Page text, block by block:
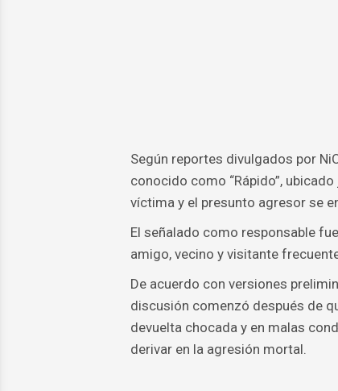
Según reportes divulgados por
conocido como “Rápido”,
víctima y el presunto agresor se
El señalado como responsable
amigo, vecino y visitante
De acuerdo con versiones
discusión comenzó después de
devuelta chocada y en malas
derivar en la agresión mortal.